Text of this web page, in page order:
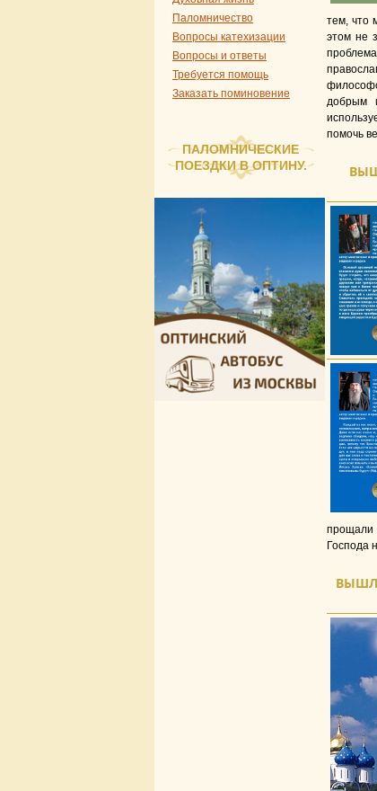
Паломничество
Вопросы катехизации
Вопросы и ответы
Требуется помощь
Заказать поминовение
ПАЛОМНИЧЕСКИЕ
ПОЕЗДКИ В ОПТИНУ.
тем, чтo
этом не
добрым
помочь
прощали
Господа